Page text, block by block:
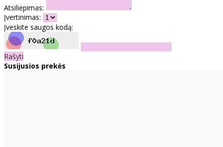
Atsiliepimas:
Įvertinimas:
Įveskite saugos kodą:
Rašyti
Susijusios prekės